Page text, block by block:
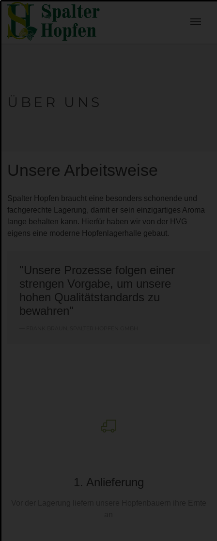
ÜBER UNS
Unsere Arbeitsweise
Spalter Hopfen braucht eine besonders schonende und
fachgerechte Lagerung, damit er sein einzigartiges Aroma
lange behalten kann. Hierfür haben wir von der HVG
eigens eine moderne Hopfenlagerhalle gebaut.
"Unsere Prozesse folgen einer
strengen Vorgabe, um unsere
hohen Qualitätstandards zu
bewahren"
1. Anlieferung